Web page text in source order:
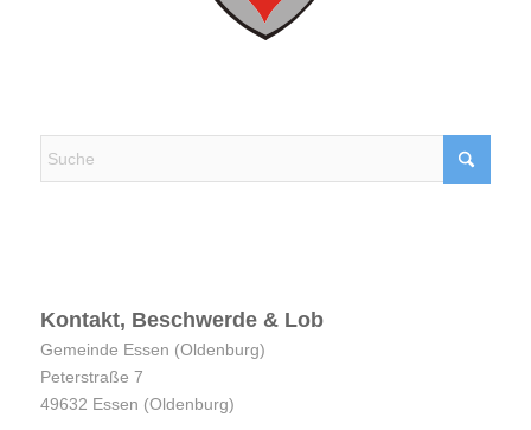
Kontakt, Beschwerde & Lob
Gemeinde Essen (Oldenburg)
Peterstraße 7
49632 Essen (Oldenburg)